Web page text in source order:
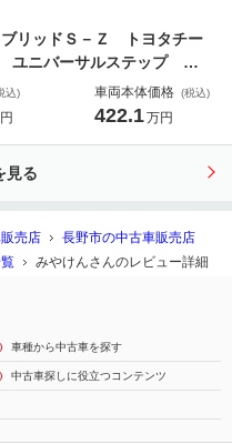
ＬＥＤヘッド・フォグ
ブリッドＳ－Ｚ トヨタチー
ユニバーサルステップ 純
インチディスプレイオーデ
囲カメラ 両側電動スライ
込) 車両本体価格 (税込)
422.1万円
見る
売店
長野市の中古車販売店
みやけんさんのレビュー詳細
車種から中古車を探す
中古車探しに役立つコンテンツ